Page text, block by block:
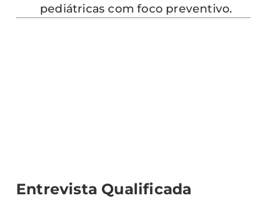
pediátricas com foco preventivo.
Entrevista Qualificada